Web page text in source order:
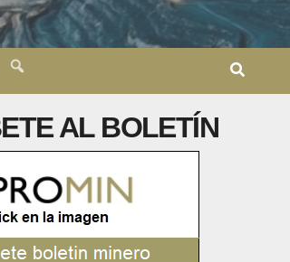
AL BOLETÍN